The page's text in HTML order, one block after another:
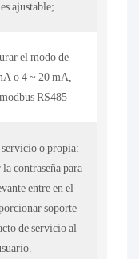
ajustable;
el modo de
o 4 ~ 20 mA,
RS485
servicio o propia:
contraseña para
entre en el
soporte
de servicio al